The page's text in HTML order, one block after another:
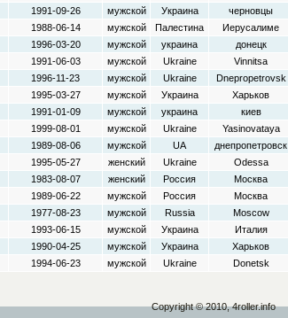
1991-09-26 мужской Украина черновцы
1988-06-14 мужской Палестина Иерусалиме
1996-03-20 мужской украина донецк
1991-06-03 мужской Ukraine Vinnitsa
1996-11-23 мужской Ukraine Dnepropetrovsk
1995-03-27 мужской Украина Харьков
1991-01-09 мужской украина киев
1999-08-01 мужской Ukraine Yasinovataya
1989-08-06 мужской UA днепропетровск
1995-05-27 женский Ukraine Odessa
1983-08-07 женский Россия Москва
1989-06-22 мужской Россия Москва
1977-08-23 мужской Russia Moscow
1993-06-15 мужской Украина Италия
1990-04-25 мужской Украина Харьков
1994-06-23 мужской Ukraine Donetsk
Copyright © 2010, 4roller.info